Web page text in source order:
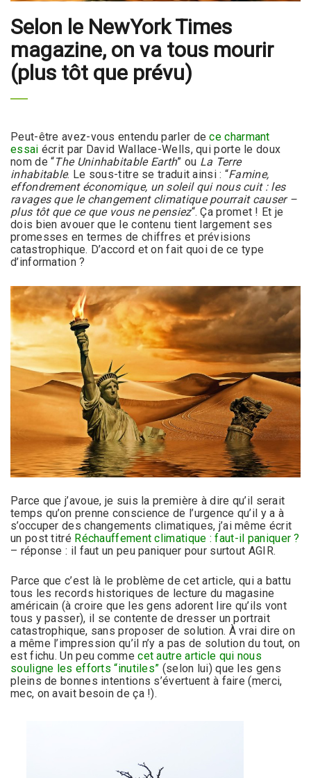
Selon le NewYork Times
magazine, on va tous mourir
(plus tôt que prévu)
Peut-être avez-vous entendu parler dece charmant
essai écrit par David Wallace-Wells, qui porte le doux
nom de “The Uninhabitable Earth” ou La Terre
inhabitable. Le sous-titre se traduit ainsi : “Famine,
effondrement économique, un soleil qui nous cuit : les
ravages que le changement climatique pourrait causer –
plus tôt que ce que vous ne pensiez“. Ça promet ! Et je
dois bien avouer que le contenu tient largement ses
promesses en termes de chiffres et prévisions
catastrophique. D’accord et on fait quoi de ce type
d’information ?
Parce que j’avoue, je suis la première à dire qu’il serait
temps qu’on prenne conscience de l’urgence qu’il y a à
s’occuper des changements climatiques, j’ai même écrit
un post titré Réchauffement climatique : faut-il paniquer ?
– réponse : il faut un peu paniquer pour surtout AGIR.
Parce que c’est là le problème de cet article, qui a battu
tous les records historiques de lecture du magasine
américain (à croire que les gens adorent lire qu’ils vont
tous y passer), il se contente de dresser un portrait
catastrophique, sans proposer de solution. À vrai dire on
a même l’impression qu’il n’y a pas de solution du tout, on
est fichu. Un peu commecet autre article qui nous
souligne les efforts “inutiles” (selon lui) que les gens
pleins de bonnes intentions s’évertuent à faire (merci,
mec, on avait besoin de ça !).